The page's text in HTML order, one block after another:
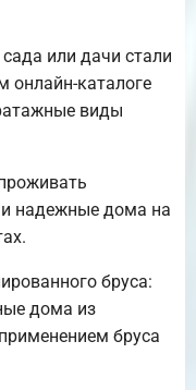
или дачи стали
онлайн-каталоге
виды
и надежные дома на
бруса:
дома из
бруса